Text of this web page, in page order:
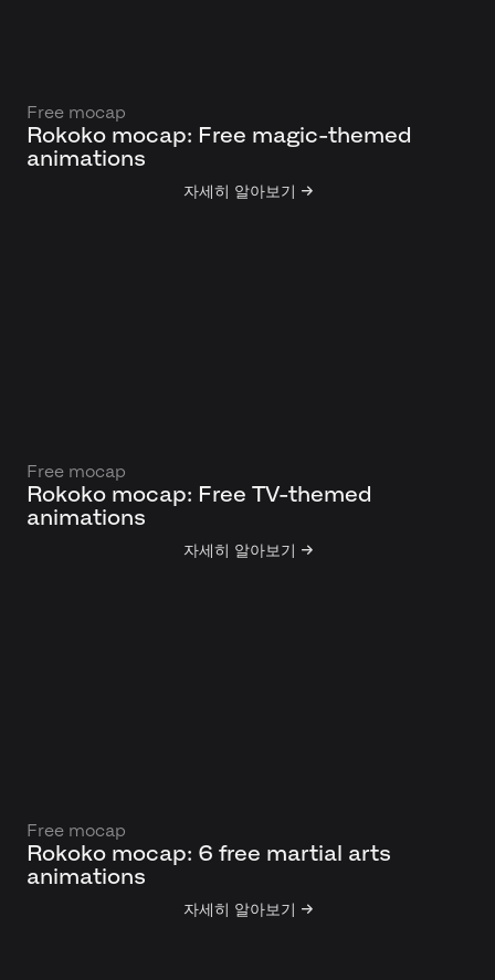
Free mocap
Rokoko mocap: Free magic-themed
animations
자세히 알아보기 →
Free mocap
Rokoko mocap: Free TV-themed
animations
자세히 알아보기 →
Free mocap
Rokoko mocap: 6 free martial arts
animations
자세히 알아보기 →